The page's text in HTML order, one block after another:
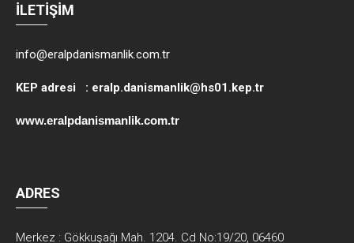
İLETİŞİM
info@eralpdanismanlik.com.tr
KEP adresi : eralp.danismanlik@hs01.kep.tr
www.eralpdanismanlik.com.tr
ADRES
Merkez : Gökkuşağı Mah. 1204. Cd No:19/20, 06460